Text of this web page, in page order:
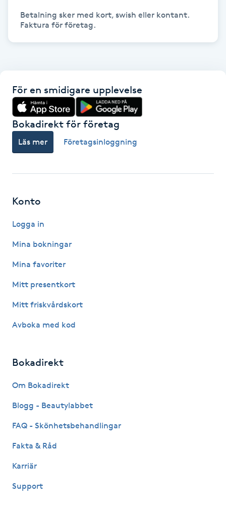
Funktionsanalys
G
Gel naglar
Gelenaglar
Gellack
Gellack med förstärkning
Gravidmassage
Gruppträning
H
Headspa
Healing
HIFU
Betalning sker med kort, swish eller kontant.
För en smidigare upplevelse
Bokadirekt för företag
Läs mer Företagsinloggning
Konto
Logga in
Mina bokningar
Mina favoriter
Mitt presentkort
Mitt friskvårdskort
Avboka med kod
Bokadirekt
Om Bokadirekt
Blogg - Beautylabbet
FAQ - Skönhetsbehandlingar
Fakta & Råd
Karriär
Support